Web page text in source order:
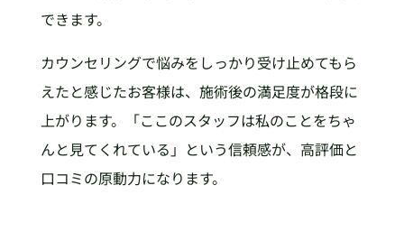
できます。
カウンセリングで悩みをしっかり受け止めてもら
えたと感じたお客様は、施術後の満足度が格段に
上がります。「ここのスタッフは私のことをちゃ
んと見てくれている」という信頼感が、高評価と
口コミの原動力になります。